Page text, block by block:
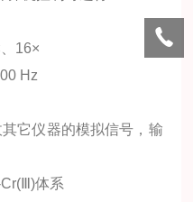
16×
Hz
它仪器的模拟信号，输
体系